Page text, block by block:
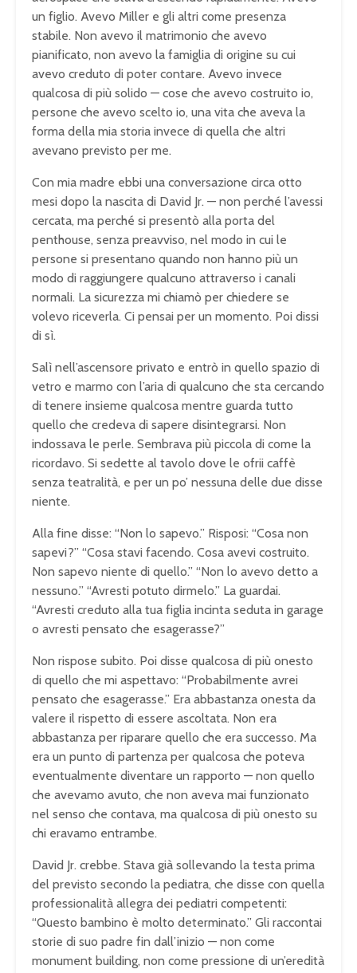
un figlio. Avevo Miller e gli altri come presenza
stabile. Non avevo il matrimonio che avevo
pianificato, non avevo la famiglia di origine su cui
avevo creduto di poter contare. Avevo invece
qualcosa di più solido — cose che avevo costruito io,
persone che avevo scelto io, una vita che aveva la
forma della mia storia invece di quella che altri
avevano previsto per me.
Con mia madre ebbi una conversazione circa otto
mesi dopo la nascita di David Jr. — non perché l’avessi
cercata, ma perché si presentò alla porta del
penthouse, senza preavviso, nel modo in cui le
persone si presentano quando non hanno più un
modo di raggiungere qualcuno attraverso i canali
normali. La sicurezza mi chiamò per chiedere se
volevo riceverla. Ci pensai per un momento. Poi dissi
di sì.
Salì nell’ascensore privato e entrò in quello spazio di
vetro e marmo con l’aria di qualcuno che sta cercando
di tenere insieme qualcosa mentre guarda tutto
quello che credeva di sapere disintegrarsi. Non
indossava le perle. Sembrava più piccola di come la
ricordavo. Si sedette al tavolo dove le ofrii caffè
senza teatralità, e per un po’ nessuna delle due disse
niente.
Alla fine disse: “Non lo sapevo.” Risposi: “Cosa non
sapevi?” “Cosa stavi facendo. Cosa avevi costruito.
Non sapevo niente di quello.” “Non lo avevo detto a
nessuno.” “Avresti potuto dirmelo.” La guardai.
“Avresti creduto alla tua figlia incinta seduta in garage
o avresti pensato che esagerasse?”
Non rispose subito. Poi disse qualcosa di più onesto
di quello che mi aspettavo: “Probabilmente avrei
pensato che esagerasse.” Era abbastanza onesta da
valere il rispetto di essere ascoltata. Non era
abbastanza per riparare quello che era successo. Ma
era un punto di partenza per qualcosa che poteva
eventualmente diventare un rapporto — non quello
che avevamo avuto, che non aveva mai funzionato
nel senso che contava, ma qualcosa di più onesto su
chi eravamo entrambe.
David Jr. crebbe. Stava già sollevando la testa prima
del previsto secondo la pediatra, che disse con quella
professionalità allegra dei pediatri competenti:
“Questo bambino è molto determinato.” Gli raccontai
storie di suo padre fin dall’inizio — non come
monument building, non come pressione di un’eredità